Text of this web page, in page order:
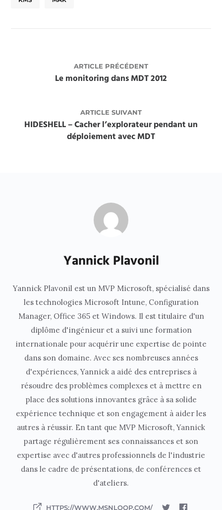
ARTICLE PRÉCÉDENT
Le monitoring dans MDT 2012
ARTICLE SUIVANT
HIDESHELL – Cacher l’explorateur pendant un
déploiement avec MDT
Yannick Plavonil
Yannick Plavonil est un MVP Microsoft, spécialisé dans
les technologies Microsoft Intune, Configuration
Manager, Office 365 et Windows. Il est titulaire d'un
diplôme d'ingénieur et a suivi une formation
internationale pour acquérir une expertise de pointe
dans son domaine. Avec ses nombreuses années
d'expériences, Yannick a aidé des entreprises à
résoudre des problèmes complexes et à mettre en
place des solutions innovantes grâce à sa solide
expérience technique et son engagement à aider les
autres à réussir. En tant que MVP Microsoft, Yannick
partage régulièrement ses connaissances et son
expertise avec d'autres professionnels de l'industrie
dans le cadre de présentations, de conférences et
d'ateliers.
HTTPS://WWW.MSNLOOP.COM/